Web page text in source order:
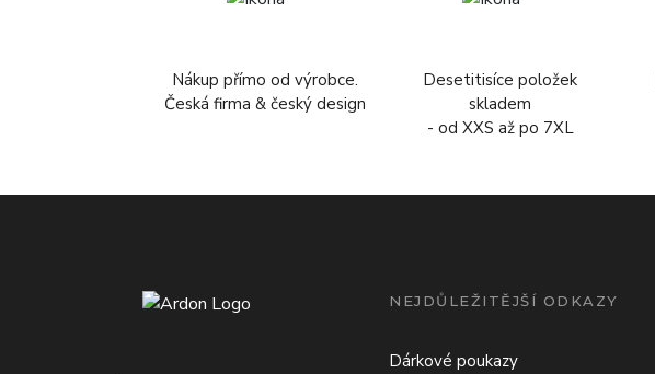
Nákup přímo od výrobce.
Česká firma & český design
Desetitisíce položek
skladem
- od XXS až po 7XL
NEJDŮLEŽITĚJŠÍ ODKAZY
Dárkové poukazy